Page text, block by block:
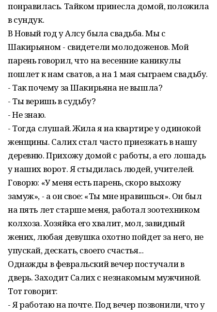
понравилась. Тайком принесла домой, положила
в сундук.
В Новый год у Алсу была свадьба. Мы с
Шакирьяном - свидетели молодоженов. Мой
парень говорил, что на весенние каникулы
пошлет к нам сватов, а на 1 мая сыграем свадьбу.
- Так почему за Шакирьяна не вышла?
- Ты веришь в судьбу?
- Не знаю.
- Тогда слушай. Жила я на квартире у одинокой
женщины. Салих стал ча­сто приезжать в нашу
деревню. Прихожу домой с работы, а его лошадь
у наших ворот. Я стыдилась людей, учителей.
Говорю: «У меня есть парень, скоро выхожу
замуж», - а он свое: «Ты мне нравишься». Он был
на пять лет старше меня, работал зоотехником
колхоза. Хозяйка его хвалит, мол, завидный
жених, любая девушка охотно пойдет за него, не
упускай, дескать, своего счастья...
Однажды в февральский вечер по­стучали в
дверь. Заходит Салих с незнакомым мужчиной.
Тот говорит:
- Я работаю на почте. Под вечер по­звонили, что у